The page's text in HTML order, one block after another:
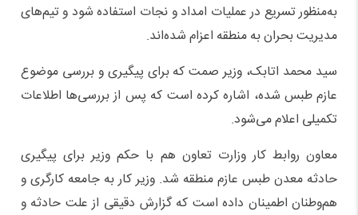
به‌منظور تسریع در عملیات امداد و نجات استفاده شود و تیم‌های
مدیریت بحران به منطقه اعزام شده‌اند.
سید محمد اتابک، وزیر صمت که برای پیگیری و بررسی موضوع
عازم طبس شده، اشاره کرده است که پس از بررسی‌ها اطلاعات
تکمیلی اعلام می‌شود.
معاون روابط کار وزارت تعاون هم با حکم وزیر برای پیگیری
حادثه معدن طبس عازم منطقه شد. وزیر کار به جامعه کارگری و
هم‌وطنان اطمینان داده است که گزارش دقیقی از علت حادثه و